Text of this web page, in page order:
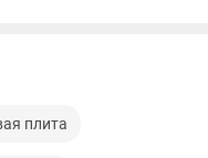
плита